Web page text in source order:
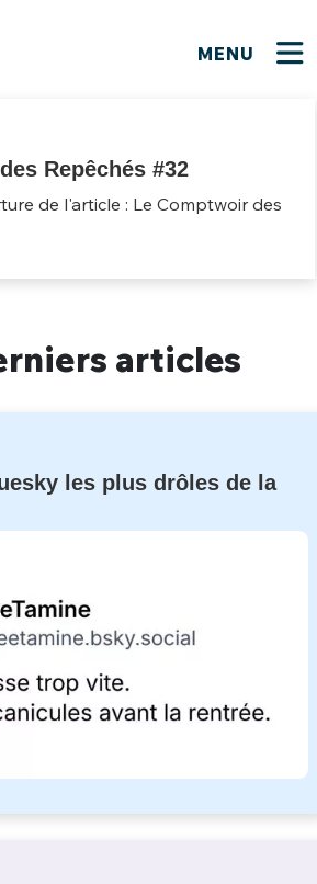
MENU
Repêchés #32
articles
les plus drôles de la
JE M'INSCRIS
CONNEXION
vous proposer ?
tweets
C'EST PARTI
sélection
M'INSCRIRE
ME CONNECTER
Thread
C'EST PARTI